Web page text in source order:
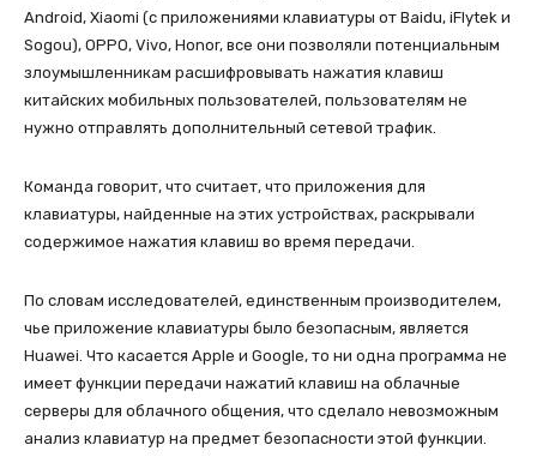
Android, Xiaomi (с приложениями клавиатуры от Baidu, iFlytek и
Sogou), OPPO, Vivo, Honor, все они позволяли потенциальным
злоумышленникам расшифровывать нажатия клавиш
китайских мобильных пользователей, пользователям не
нужно отправлять дополнительный сетевой трафик.
Команда говорит, что считает, что приложения для
клавиатуры, найденные на этих устройствах, раскрывали
содержимое нажатия клавиш во время передачи.
По словам исследователей, единственным производителем,
чье приложение клавиатуры было безопасным, является
Huawei. Что касается Apple и Google, то ни одна программа не
имеет функции передачи нажатий клавиш на облачные
серверы для облачного общения, что сделало невозможным
анализ клавиатур на предмет безопасности этой функции.